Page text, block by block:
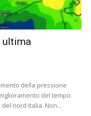
ultima
della pressione
del tempo
nord Italia. Non...